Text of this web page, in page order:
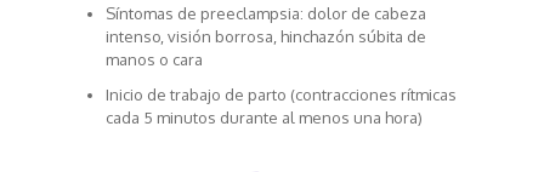
Síntomas de preeclampsia: dolor de cabeza
intenso, visión borrosa, hinchazón súbita de
manos o cara
Inicio de trabajo de parto (contracciones rítmicas
cada 5 minutos durante al menos una hora)